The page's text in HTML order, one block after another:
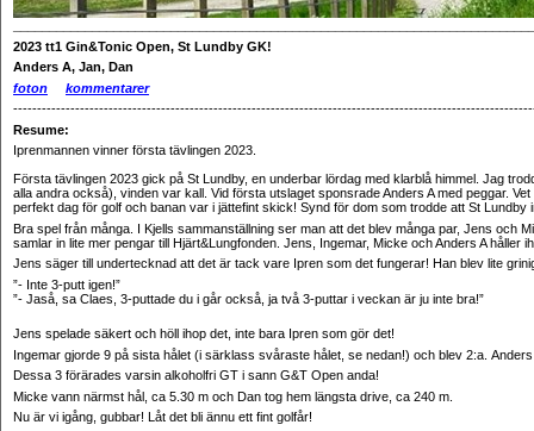
2023 tt1 Gin&Tonic Open, St Lundby GK!
Anders A, Jan, Dan
foton
kommentarer
Resume:
Iprenmannen vinner första tävlingen 2023.
Första tävlingen 2023 gick på St Lundby, en underbar lördag med klarblå himmel. Jag
alla andra också), vinden var kall. Vid första utslaget sponsrade Anders A med peggar.
perfekt dag för golf och banan var i jättefint skick! Synd för dom som trodde att St Lundby
Bra spel från många. I Kjells sammanställning ser man att det blev många par, Jens och
samlar in lite mer pengar till Hjärt&Lungfonden. Jens, Ingemar, Micke och Anders A håller
Jens säger till undertecknad att det är tack vare Ipren som det fungerar! Han blev lite
”- Inte 3-putt igen!”
”- Jaså, sa Claes, 3-puttade du i går också, ja två 3-puttar i veckan är ju inte bra!”
Jens spelade säkert och höll ihop det, inte bara Ipren som gör det!
Ingemar gjorde 9 på sista hålet (i särklass svåraste hålet, se nedan!) och blev 2:a.
Dessa 3 förärades varsin alkoholfri GT i sann G&T Open anda!
Micke vann närmst hål, ca 5.30 m och Dan tog hem längsta drive, ca 240 m.
Nu är vi igång, gubbar! Låt det bli ännu ett fint golfår!